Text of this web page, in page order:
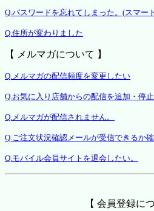
Q.パスワードを忘れてしまった。(スマー
Q.住所が変わりました
【 メルマガについて 】
Q.メルマガの配信頻度を変更したい
Q.お気に入り店舗からの配信を追加・停
Q.メルマガが配信されません。
Q.ご注文状況確認メールが受信できるか確
Q.モバイル会員サイトを退会したい。
【 会員登録に